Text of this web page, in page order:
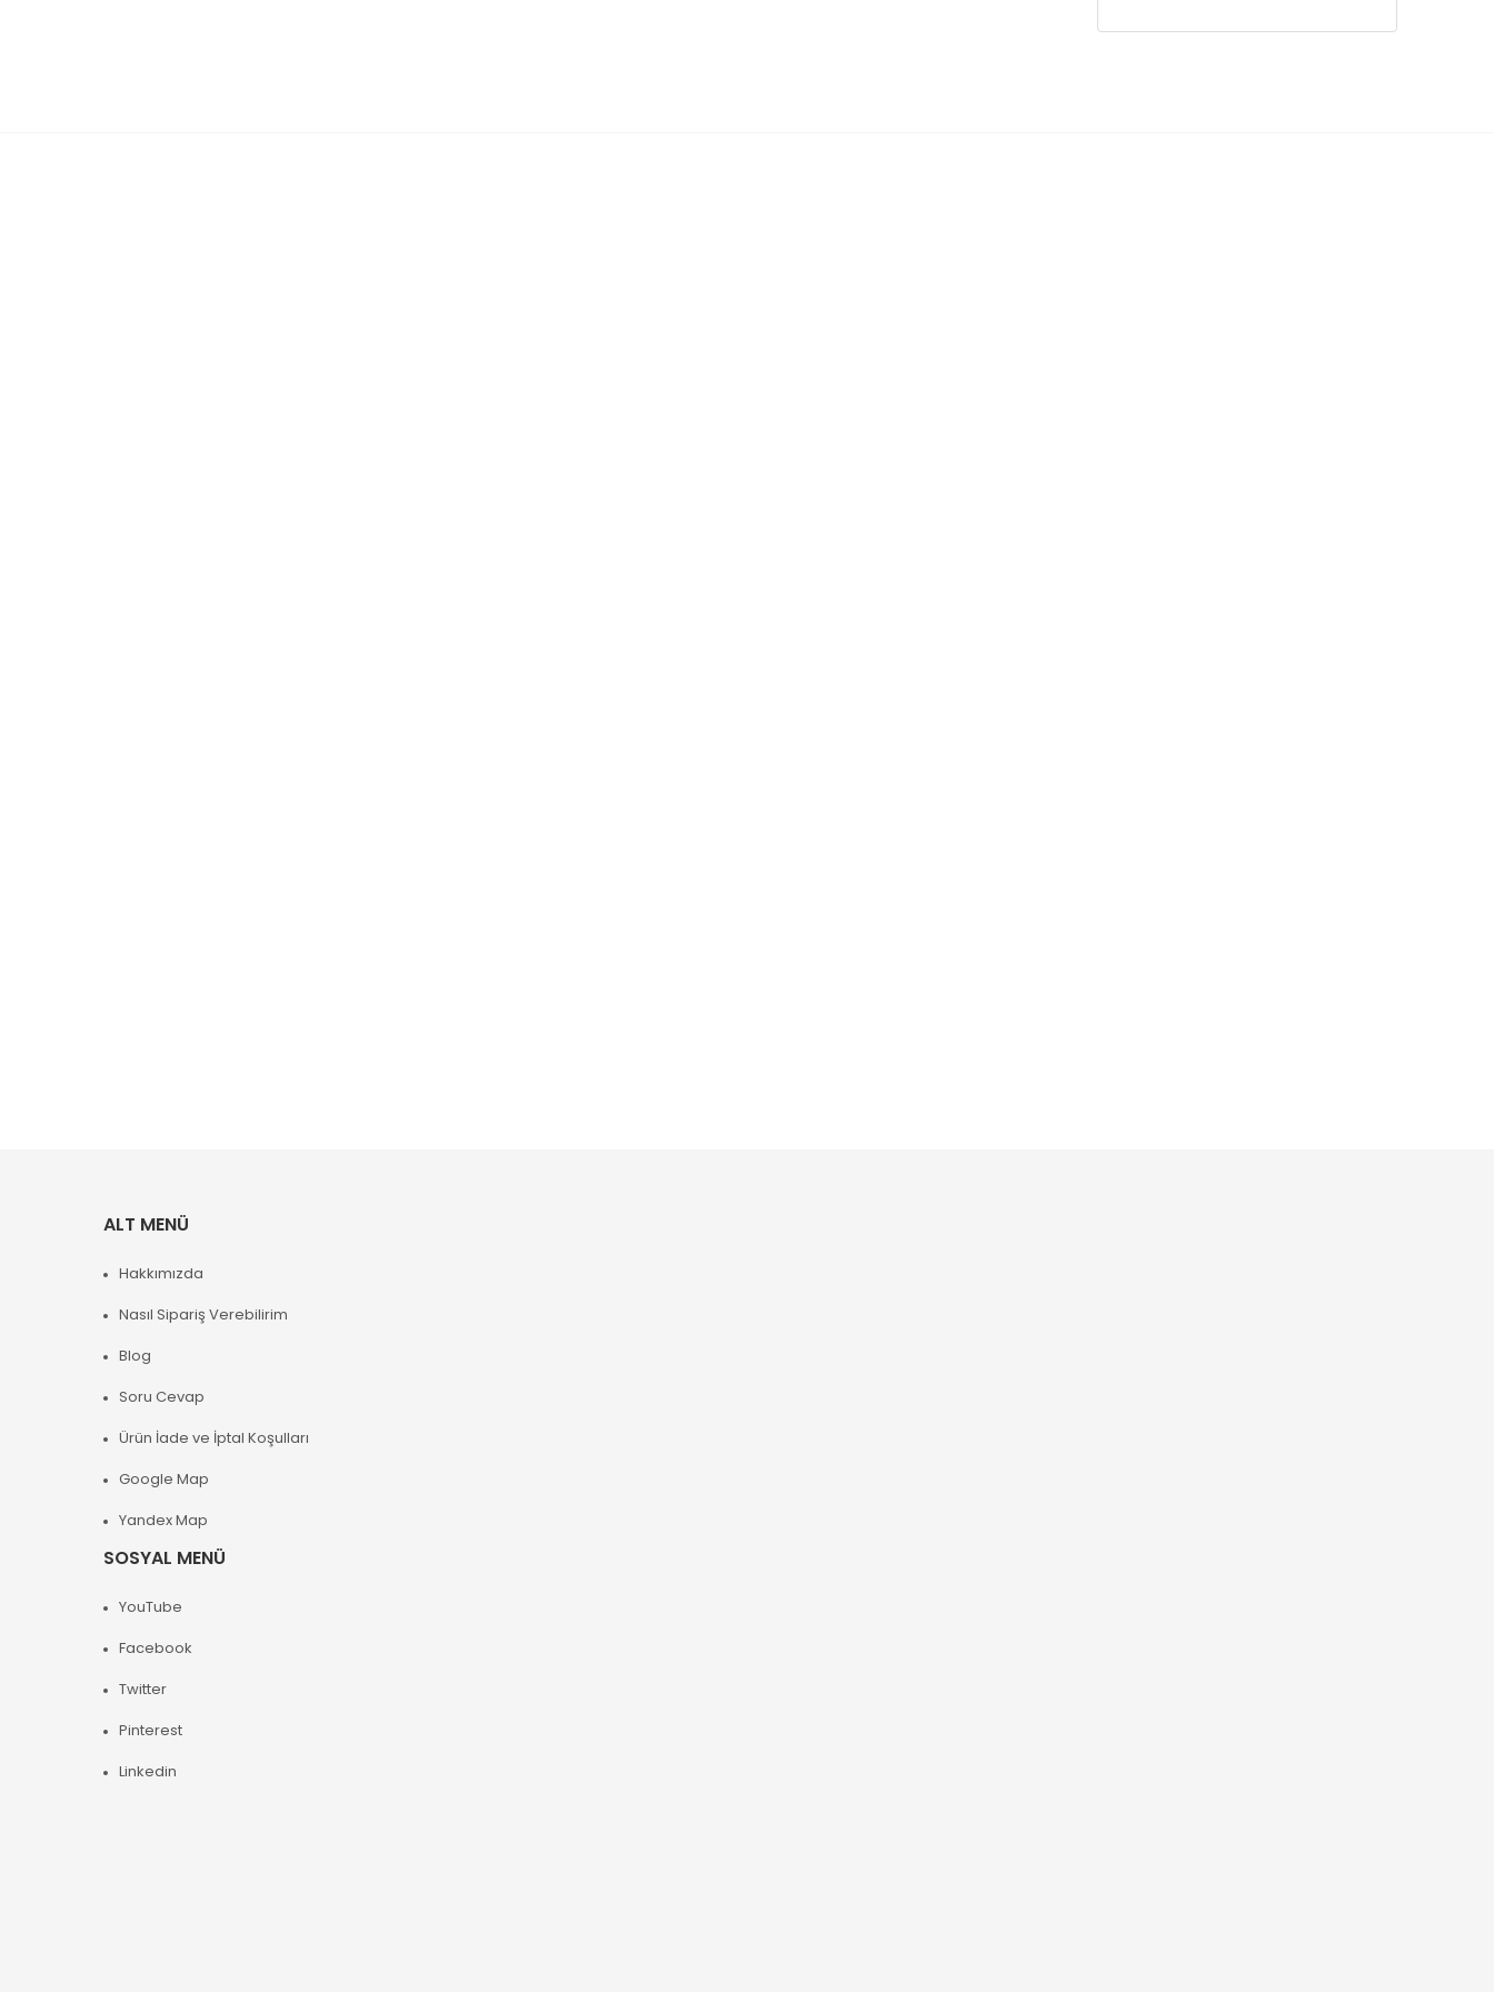
ALT MENÜ
Hakkımızda
Nasıl Sipariş Verebilirim
Blog
Soru Cevap
Ürün İade ve İptal Koşulları
Google Map
Yandex Map
SOSYAL MENÜ
YouTube
Facebook
Twitter
Pinterest
Linkedin